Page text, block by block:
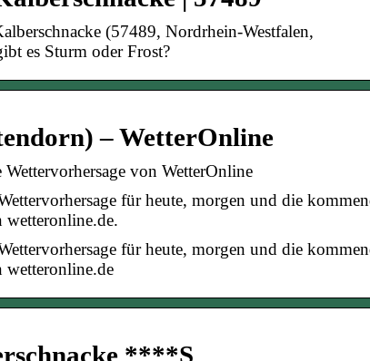
(57489, Nordrhein-Westfalen,
es Sturm oder Frost?
– WetterOnline
von WetterOnline
für heute, morgen und die
wetteronline.de.
für heute, morgen und die
wetteronline.de
****S